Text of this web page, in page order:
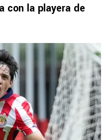
con la playera de